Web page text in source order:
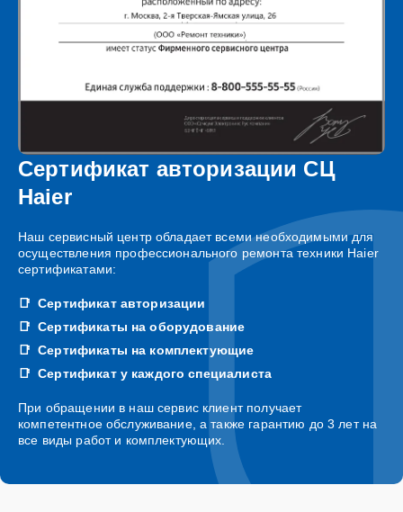
Сертификат авторизации СЦ
Haier
Наш сервисный центр обладает всеми необходимыми для
осуществления профессионального ремонта техники Haier
сертификатами:
Сертификат авторизации
Сертификаты на оборудование
Сертификаты на комплектующие
Сертификат у каждого специалиста
При обращении в наш сервис клиент получает
компетентное обслуживание, а также гарантию до 3 лет на
все виды работ и комплектующих.